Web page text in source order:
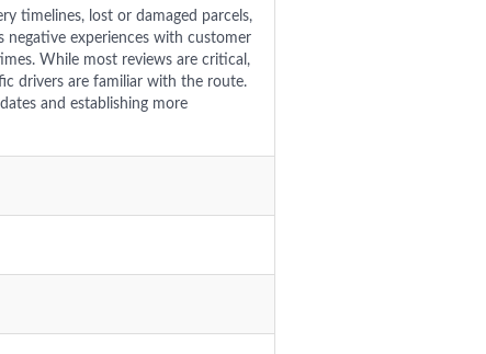
timelines, lost or damaged parcels,
negative experiences with customer
While most reviews are critical,
drivers are familiar with the route.
and establishing more